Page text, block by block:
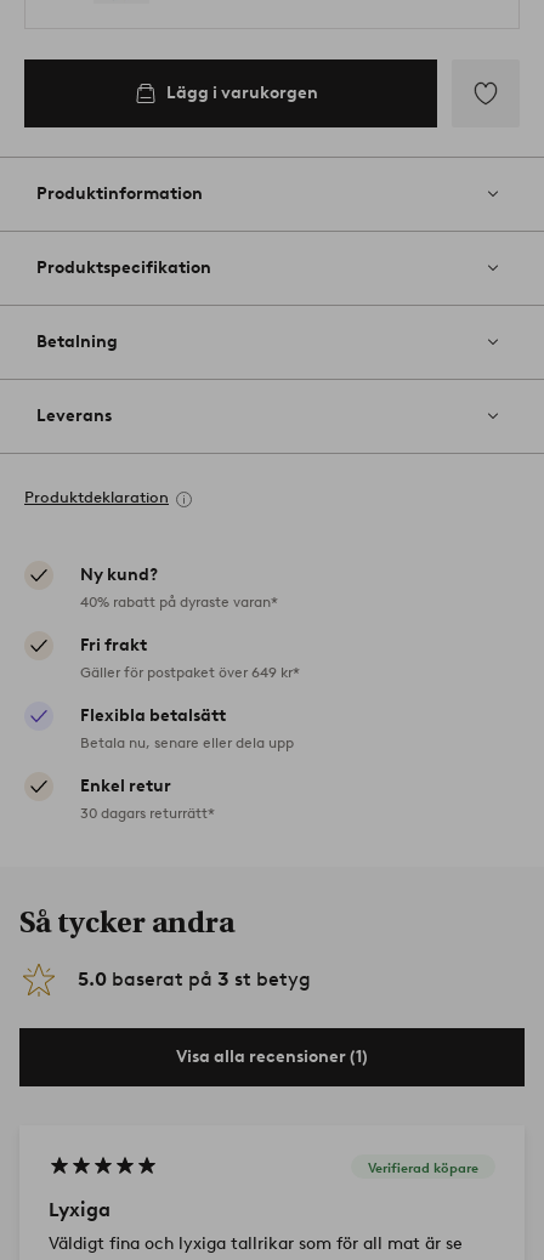
Lägg i varukorgen
till
favoriter
Produktinformation
Produktspecifikation
Betalning
Leverans
Produktdeklaration
Ny kund?
40% rabatt på dyraste varan*
Fri frakt
Gäller för postpaket över 649 kr*
Flexibla betalsätt
Betala nu, senare eller dela upp
Enkel retur
30 dagars returrätt*
Så tycker andra
5.0 baserat på 3 st betyg
Visa alla recensioner (1)
Verifierad köpare
Lyxiga
Väldigt fina och lyxiga tallrikar som för all mat är se